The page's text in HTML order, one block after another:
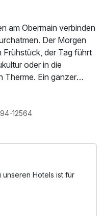
am Obermain verbinden
Der Morgen
Frühstück, der Tag führt
oder in die
Therme. Ein ganzer
von vielfältigen
sorgt für neue
bleibt Zeit für
12564
Hotels ist für